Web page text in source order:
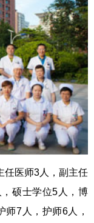
任医师3人，副主任
硕士学位5人，博
7人，护师6人，